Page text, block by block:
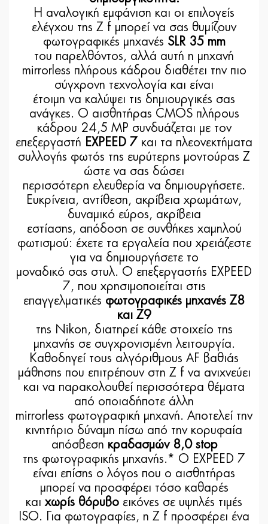
Η αναλογική εμφάνιση και οι επιλογείς
ελέγχου της Z f μπορεί να σας θυμίζουν
φωτογραφικές μηχανές SLR 35 mm
του παρελθόντος, αλλά αυτή η μηχανή
mirrorless πλήρους κάδρου διαθέτει την πιο
σύγχρονη τεχνολογία και είναι
έτοιμη να καλύψει τις δημιουργικές σας
ανάγκες. Ο αισθητήρας CMOS πλήρους
κάδρου 24,5 MP συνδυάζεται με τον
επεξεργαστή EXPEED 7 και τα πλεονεκτήματα
συλλογής φωτός της ευρύτερης μοντούρας Z
ώστε να σας δώσει
περισσότερη ελευθερία να δημιουργήσετε.
Ευκρίνεια, αντίθεση, ακρίβεια χρωμάτων,
δυναμικό εύρος, ακρίβεια
εστίασης, απόδοση σε συνθήκες χαμηλού
φωτισμού: έχετε τα εργαλεία που χρειάζεστε
για να δημιουργήσετε το
μοναδικό σας στυλ. Ο επεξεργαστής EXPEED
7, που χρησιμοποιείται στις
επαγγελματικές φωτογραφικές μηχανές Z8
και Z9
της Nikon, διατηρεί κάθε στοιχείο της
μηχανής σε συγχρονισμένη λειτουργία.
Καθοδηγεί τους αλγόριθμους AF βαθιάς
μάθησης που επιτρέπουν στη Z f να ανιχνεύει
και να παρακολουθεί περισσότερα θέματα
από οποιαδήποτε άλλη
mirrorless φωτογραφική μηχανή. Αποτελεί την
κινητήριο δύναμη πίσω από την κορυφαία
απόσβεση κραδασμών 8,0 stop
της φωτογραφικής μηχανής.* Ο EXPEED 7
είναι επίσης ο λόγος που ο αισθητήρας
μπορεί να προσφέρει τόσο καθαρές
καιχωρίς θόρυβο εικόνες σε υψηλές τιμές
ISO. Για φωτογραφίες, η Z f προσφέρει ένα